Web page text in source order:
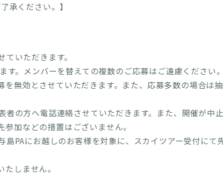
承ください。】
いただきます。
。メンバーを替えての複数のご応募はご遠慮ください
無効とさせていただきます。また、応募多数の場合は
の方へ電話連絡させていただきます。また、開催が中
加などの措置はございません。
PAにお越しのお客様を対象に、スカイツアー受付にて
しません。